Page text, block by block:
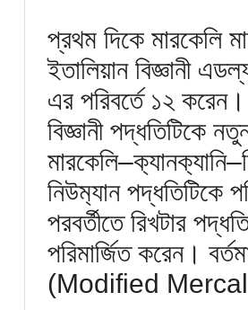
প্রথম দিকে মারকেলি
ইতালিয়ান বিজ্ঞানী
এর পরিবর্তে ১২ করেন।
বিজ্ঞানী পদ্ধতিটিকে
নিউম‌্যান পদ্ধতিটিকে
পরবর্তীতে রিখটার
পরিমার্জিত করেন।
(Modified Mercalli